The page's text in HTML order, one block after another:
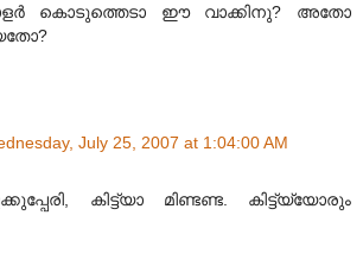
കൊടുത്തെടാ ഈ വാക്കിനു? അതോ
July 25, 2007 at 1:04:00 AM
കിട്ട്യാ മിണ്ടണ്ട. കിട്ട്യ്യോരും